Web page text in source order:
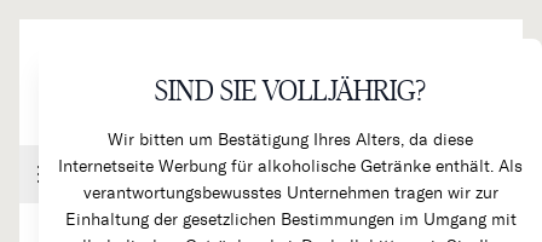
SIND SIE VOLLJÄHRIG?
Wir bitten um Bestätigung Ihres Alters, da diese
Internetseite Werbung für alkoholische Getränke enthält. Als
verantwortungsbewusstes Unternehmen tragen wir zur
Einhaltung der gesetzlichen Bestimmungen im Umgang mit
Handel & Gastronomie Kundenkonto Warenkorb